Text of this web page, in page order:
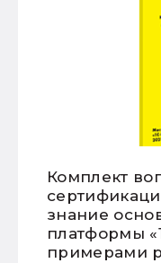
Комплект
знание
платформы
примерами